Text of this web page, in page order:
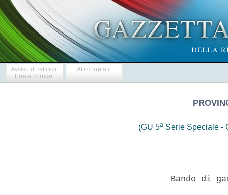
Avviso di rettifica
Errata corrige
Atti correlati
(GU 5a Serie Speciale -
Bando di